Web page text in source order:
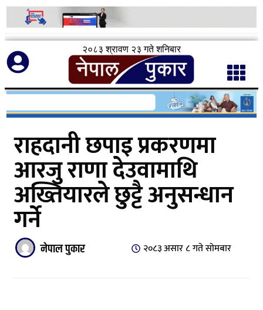
२०८३ श्रावण २३ गते शनिबार
राहदानी छपाइ प्रकरणमा
आरजु राणा देउवामाथि
अख्तियारले छुट्टै अनुसन्धान
गर्ने
नेपाल पुकार २०८३ असार ८ गते सोमबार